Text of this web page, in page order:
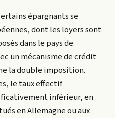
épargnants se
dont les loyers sont
dans le pays de
un mécanisme de crédit
la double imposition.
le taux effectif
inférieur, en
en Allemagne ou aux